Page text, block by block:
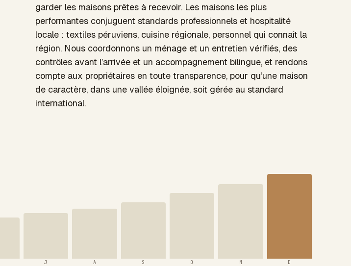
garder les maisons prêtes à recevoir. Les maisons les plus
performantes conjuguent standards professionnels et hospitalité
locale : textiles péruviens, cuisine régionale, personnel qui connaît la
région. Nous coordonnons un ménage et un entretien vérifiés, des
contrôles avant l’arrivée et un accompagnement bilingue, et rendons
compte aux propriétaires en toute transparence, pour qu’une maison
de caractère, dans une vallée éloignée, soit gérée au standard
international.
J A S O N D